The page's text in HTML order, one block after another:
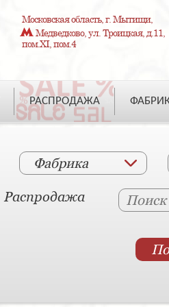
Московская область, г. Мытищи,
Медведково, ул. Троицкая, д.11,
пом.XI, пом.4
РАСПРОДАЖА
Фабрика
Распродажа